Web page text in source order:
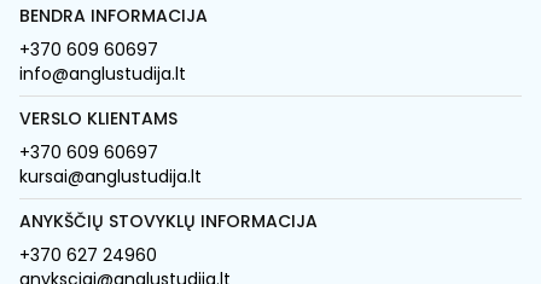
BENDRA INFORMACIJA
+370 609 60697
info@anglustudija.lt
VERSLO KLIENTAMS
+370 609 60697
kursai@anglustudija.lt
ANYKŠČIŲ STOVYKLŲ INFORMACIJA
+370 627 24960
anyksciai@anglustudija.lt